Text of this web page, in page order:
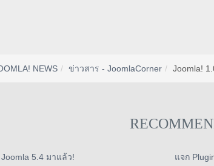
NEWS ข่าวสาร - JoomlaCorner Joomla!
5.4 มาแล้ว!
แจก